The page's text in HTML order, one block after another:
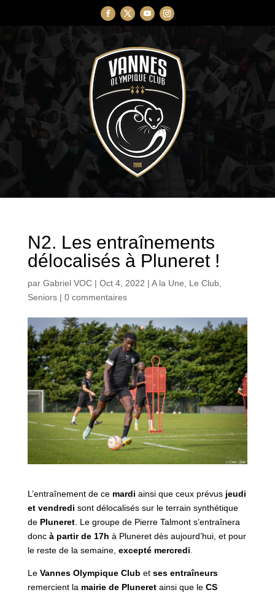
N2. Les entraînements
délocalisés à Pluneret !
par Gabriel VOC| Oct 4, 2022 | A la Une, Le Club,
Seniors| 0 commentaires
L’entraînement de cemardi ainsi que ceux prévusjeudi
et vendredi sont délocalisés sur le terrain synthétique
de Pluneret. Le groupe de Pierre Talmont s’entraînera
donc à partir de 17h à Pluneret dès aujourd’hui, et pour
le reste de la semaine, excepté mercredi
Le Vannes Olympique Club et ses entraîneurs
remercient la mairie de Pluneretainsi que le CS